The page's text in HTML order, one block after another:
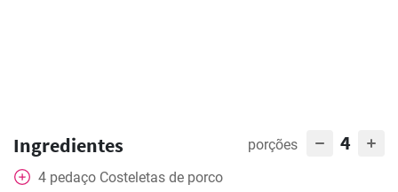
Ingredientes porções 4
4 pedaço Costeletas de porco